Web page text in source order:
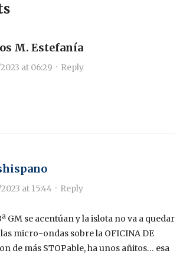
M. Estefanía
at 06:29 · Reply
at 15:44 · Reply
GM se acentúan y la islota no va a quedar
micro-ondas sobre la OFICINA DE
de más STOPable, ha unos añitos… esa